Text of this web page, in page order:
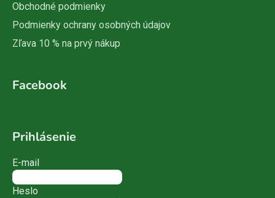
Obchodné podmienky
Podmienky ochrany osobných údajov
Zľava 10 % na prvý nákup
Facebook
Prihlásenie
E-mail
Heslo